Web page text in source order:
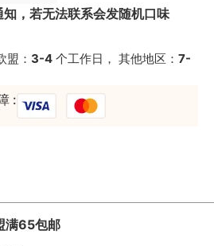
，若无法联系会发随机口味
盟： 3-4 个工作日， 其他地区：7-
:
满65包邮